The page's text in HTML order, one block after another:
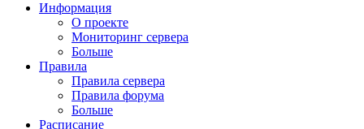
Информация
О проекте
Мониторинг сервера
Больше
Правила
Правила сервера
Правила форума
Больше
Расписание